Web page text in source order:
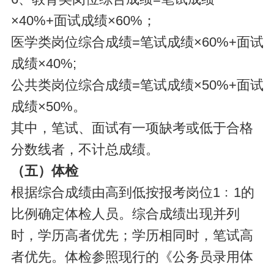
×40%+面试成绩×60%；
医学类岗位综合成绩=笔试成绩×60%+面试
成绩×40%;
公共类岗位综合成绩=笔试成绩×50%+面试
成绩×50%。
其中，笔试、面试有一项缺考或低于合格
分数线者，不计总成绩。
（五）体检
根据综合成绩由高到低按报考岗位1﹕1的
比例确定体检人员。综合成绩出现并列
时，学历高者优先；学历相同时，笔试高
者优先。体检参照现行的《公务员录用体